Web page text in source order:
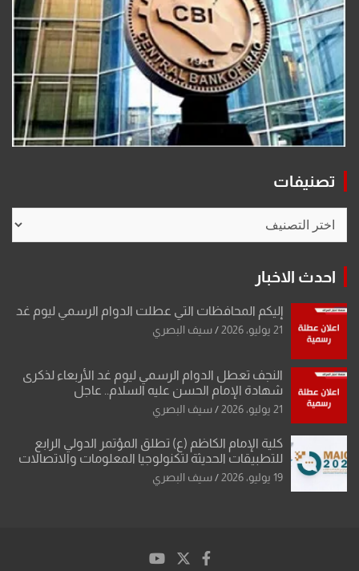
تصنيفات
احدث الاخبار
إليكم المحافظات التي عطلت الدوام الرسمي ليوم غد
21 يوليو، 2026 سيف البصري
النجف تعطل الدوام الرسمي ليوم غد الأربعاء لذكرى
شهادة الإمام الحسن عليه السلام.. عاجل
21 يوليو، 2026 سيف البصري
كلية الإمام الكاظم (ع) تطلق المؤتمر الدولي الرابع
للتطبيقات الحديثة لتكنولوجيا المعلومات والاتصالات
19 يوليو، 2026 سيف البصري